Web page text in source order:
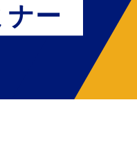
ナー